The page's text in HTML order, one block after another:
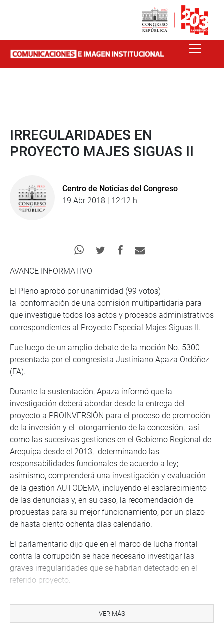
IRREGULARIDADES EN
PROYECTO MAJES SIGUAS II
Centro de Noticias del Congreso
19 Abr 2018 | 12:12 h
AVANCE INFORMATIVO
El Pleno aprobó por unanimidad (99 votos)
la conformación de una comisión multipartidaria para
que investigue todos los actos y procesos administrativos
correspondientes al Proyecto Especial Majes Siguas II.
Fue luego de un amplio debate de la moción No. 5300
presentada por el congresista Justiniano Apaza Ordóñez
(FA).
Durante la sustentación, Apaza informó que la
investigación deberá abordar desde la entrega del
proyecto a PROINVERSIÓN para el proceso de promoción
de la inversión y el otorgamiento de la concesión, así
como las sucesivas gestiones en el Gobierno Regional de
Arequipa desde el 2013, determinando las
responsabilidades funcionales de acuerdo a ley;
asimismo, comprenderá una investigación y evaluación
de la gestión AUTODEMA, incluyendo el esclarecimiento
de las denuncias y, en su caso, la recomendación de
propuestas para su mejor funcionamiento, por un plazo
de hasta ciento ochenta días calendario.
El parlamentario dijo que en el marco de lucha frontal
contra la corrupción se hace necesario investigar las
graves irregularidades que se habrían detectado en el
referido proyecto.
inversión de 148 millones de dólares, ahora se pretende
subirla a 850 millones de dólares.
VER MÁS